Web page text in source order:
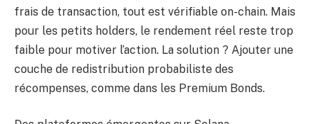
frais de transaction, tout est vérifiable on-chain. Mais
pour les petits holders, le rendement réel reste trop
faible pour motiver l’action. La solution ? Ajouter une
couche de redistribution probabiliste des
récompenses, comme dans les Premium Bonds.